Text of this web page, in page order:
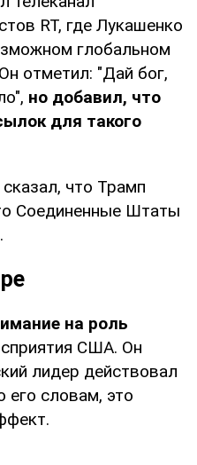
RT, где Лукашенко
глобальном
отметил: "Дай бог,
но добавил, что
для такого
что Трамп
Соединенные Штаты
на роль
США. Он
лидер действовал
его словам, это